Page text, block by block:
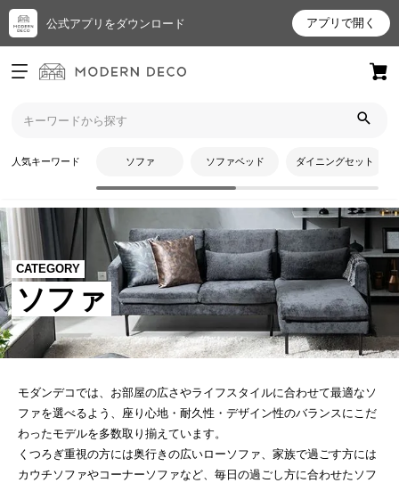
公式アプリをダウンロード アプリで開く
ログイン
新規会員登録
お
入
り
ア
イ
テ
ム
人気キーワード ソファ ソファベッド ダイニングセット
CATEGORY
ソファ
モダンデコでは、お部屋の広さやライフスタイルに合わせて最適なソ
ファを選べるよう、座り心地・耐久性・デザイン性のバランスにこだ
わったモデルを多数取り揃えています。
くつろぎ重視の方には奥行きの広いローソファ、家族で過ごす方には
カウチソファやコーナーソファなど、毎日の過ごし方に合わせたソフ